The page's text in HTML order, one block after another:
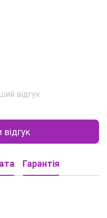
відгук
Гарантія